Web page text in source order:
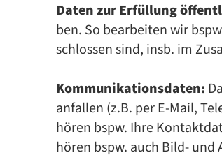
Daten zur Erfüllung
ben. So be­ar­bei­ten wir
schlos­sen sind, insb. im
Kommunikationsdaten:
an­fal­len (z.B. per E-Mail,
hö­ren bspw. Ihre
hö­ren bspw. auch Bild-